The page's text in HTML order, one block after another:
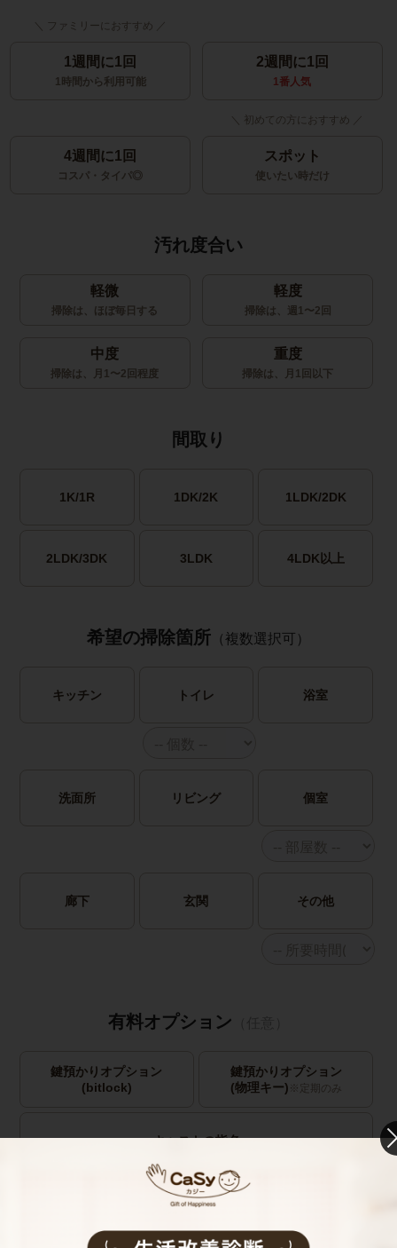
1週間に1回
1時間から利用可能
2週間に1回
1番人気
4週間に1回
コスパ・タイパ◎
スポット
使いたい時だけ
汚れ度合い
軽微
掃除は、ほぼ毎日する
軽度
掃除は、週1〜2回
中度
掃除は、月1〜2回程度
重度
掃除は、月1回以下
間取り
1K/1R 1DK/2K 1LDK/2DK
2LDK/3DK 3LDK 4LDK以上
希望の掃除箇所 （複数選択可）
キッチン トイレ 浴室
洗面所 リビング 個室
廊下 玄関 その他
有料オプション
鍵預かりオプション
(bitlock)
鍵預かりオプション
(物理キー) ※定期のみ
キャストの指名